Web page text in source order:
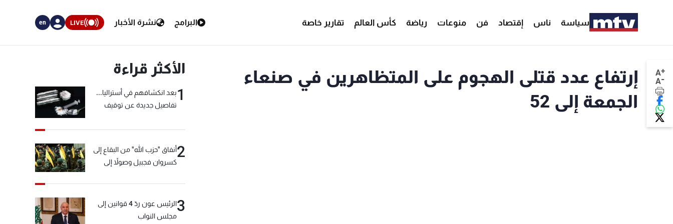
سياسة ناس إقتصاد فن منوعات رياضة كأس العالم تقارير خاصة البرامج نشرة الأخبار LIVE
en
A+
A-
إرتفاع عدد قتلى الهجوم على المتظاهرين في صنعاء
الجمعة إلى 52
الأكثر قراءة
1بعد انكشافهم في أستراليا...
تفاصيل جديدة عن توقيف
2أنفاق "حزب الله" من البقاع إلى
كسروان فجبيل وصولاً إلى
3
الرئيس عون ردّ 4 قوانين إلى
مجلس النواب